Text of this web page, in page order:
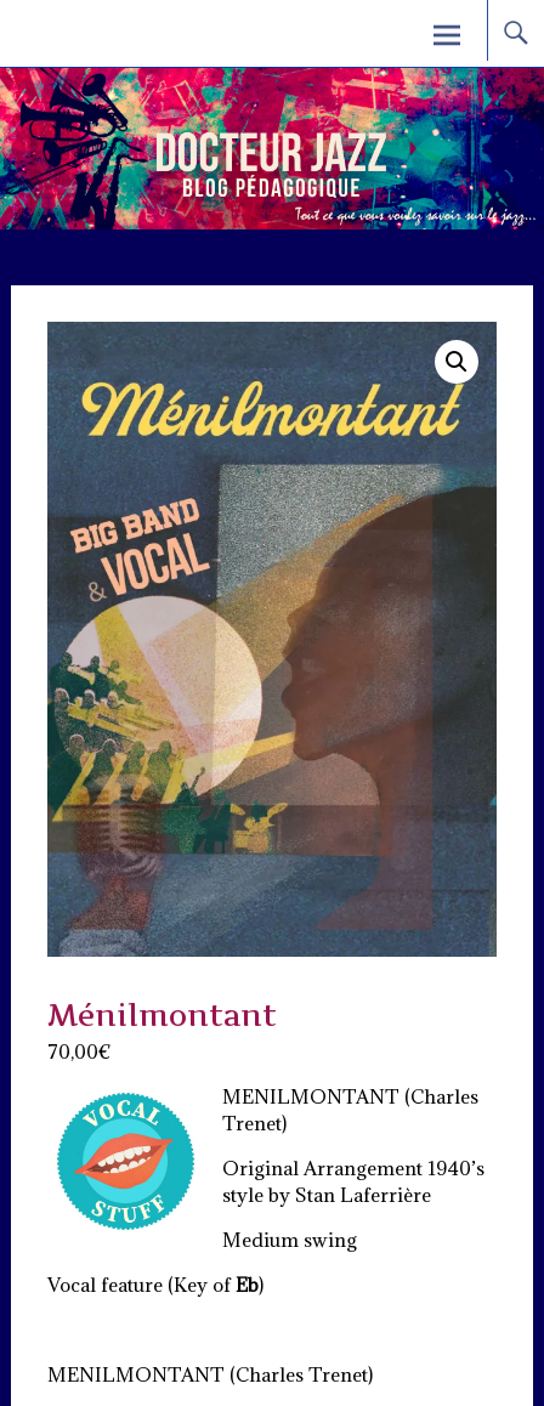
content
Ménilmontant
70,00€
MENILMONTANT (Charles
Trenet)
Original Arrangement 1940’s
style by Stan Laferrière
Medium swing
Vocal feature (Key ofEb)
MENILMONTANT (Charles Trenet)